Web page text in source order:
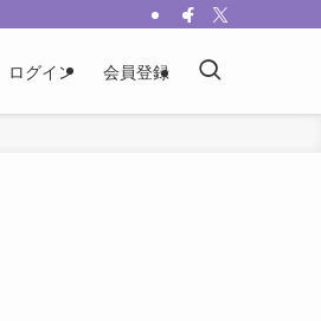
ログイン 会員登録